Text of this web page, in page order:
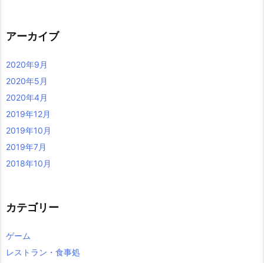
アーカイブ
2020年9月
2020年5月
2020年4月
2019年12月
2019年10月
2019年7月
2018年10月
カテゴリー
ゲーム
レストラン・食事処